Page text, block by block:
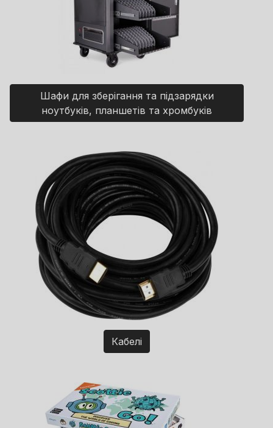
Шафи для зберігання та підзарядки
ноутбуків, планшетів та хромбуків
Кабелі